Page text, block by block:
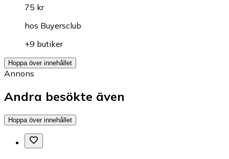
75 kr
hos Buyersclub
+9 butiker
Hoppa över innehållet
Annons
Andra besökte även
Hoppa över innehållet